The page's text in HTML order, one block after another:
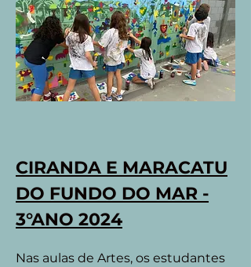
CIRANDA E MARACATU
DO FUNDO DO MAR -
3°ANO 2024
Nas aulas de Artes, os estudantes